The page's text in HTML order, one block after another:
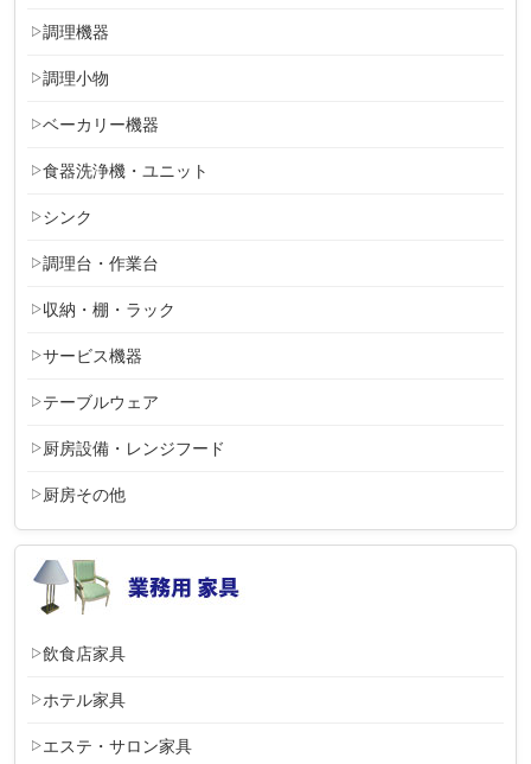
調理機器
調理小物
ベーカリー機器
食器洗浄機・ユニット
シンク
調理台・作業台
収納・棚・ラック
サービス機器
テーブルウェア
厨房設備・レンジフード
厨房その他
飲食店家具
ホテル家具
エステ・サロン家具